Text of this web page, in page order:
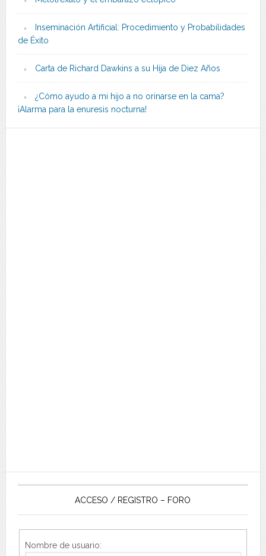
Inseminación Artificial: Procedimiento y Probabilidades
de Éxito
Carta de Richard Dawkins a su Hija de Diez Años
¿Cómo ayudo a mi hijo a no orinarse en la cama?
¡Alarma para la enuresis nocturna!
ACCESO / REGISTRO – FORO
Nombre de usuario: